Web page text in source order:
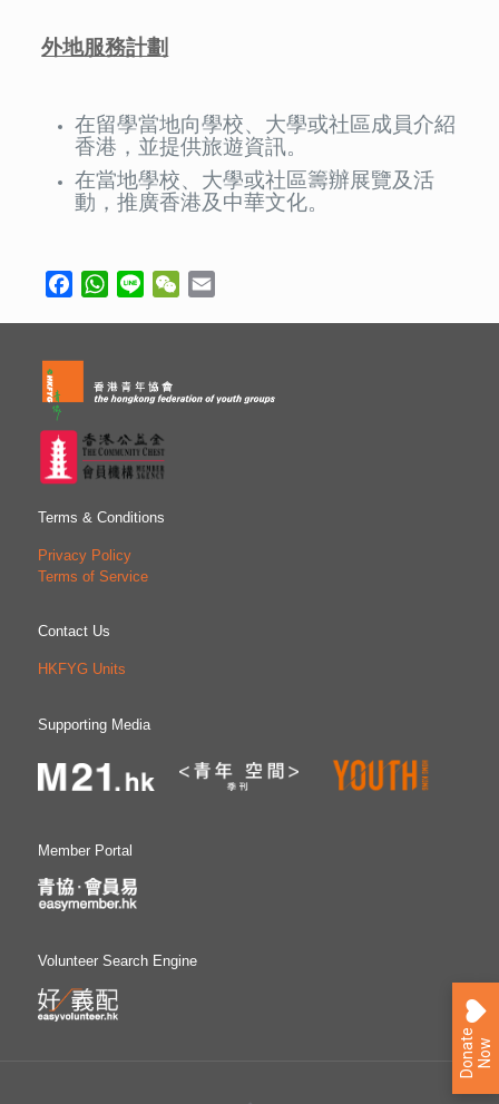
外地服務計劃
在留學當地向學校、大學或社區成員介紹
香港，並提供旅遊資訊。
在當地學校、大學或社區籌辦展覽及活
動，推廣香港及中華文化。
FacebookWhatsApp
Line WeChat
Terms & Conditions
Privacy Policy
Terms of Service
Contact Us
HKFYG Units
Supporting Media
Member Portal
Volunteer Search Engine
D
o
n
at
e
N
ow